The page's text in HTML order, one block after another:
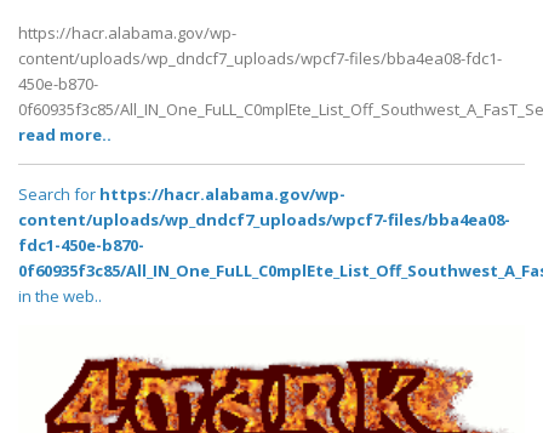
https://hacr.alabama.gov/wp-
content/uploads/wp_dndcf7_uploads/wpcf7-files/bba4ea08-fdc1-
450e-b870-
0f60935f3c85/
read more..
Search for https://hacr.alabama.gov/wp-
content/uploads/wp_dndcf7_uploads/wpcf7-files/bba4ea08-
fdc1-450e-b870-
0f60935f3c85/
in the web..